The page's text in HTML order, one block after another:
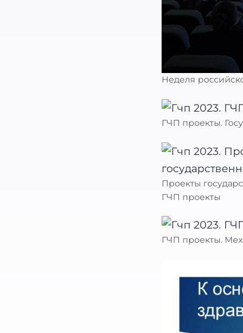
Неделя
ГЧП проекты.
Проекты
ГЧП проекты
ГЧП проекты.